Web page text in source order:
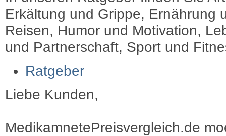
Erkältung und Grippe, Ernährung
Reisen, Humor und Motivation,
und Partnerschaft, Sport und
Ratgeber
Liebe Kunden,
MedikamnetePreisvergleich.de